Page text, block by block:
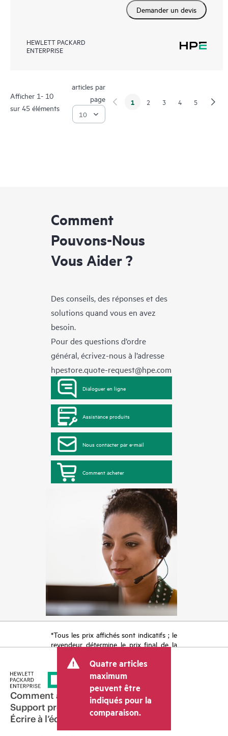
Demander un devis
HEWLETT PACKARD
ENTERPRISE
Afficher 1- 10
sur 45 éléments
articles par
page
1 2 3 4 5
Comment
Pouvons-Nous
Vous Aider ?
Des conseils, des réponses et des
solutions quand vous en avez
besoin.
Pour des questions d’ordre
général, écrivez-nous à l’adresse
hpestore.quote-request@hpe.com
Dialoguer en ligne
Assistance produits
Nous contacter par e-mail
Comment acheter
*Tous les prix affichés sont indicatifs ; le
revendeur détermine le prix final de la
tels que la TVA ou les taxes sur la vente
et les frais d’expédition. Le prix de la
transaction déterminé par le revendeur
peut varier par rapport à d’autres
revendeurs et au prix indicatif affiché.
Les prix indicatifs peuvent inclure des
offres promotionnelles limitées dans le
temps. HPE se réserve le droit d’ajuster
Quatre articles
maximum
peuvent être
indiqués pour la
comparaison.
Comment acheter
Support produit
Écrire à l’équipe commerciale